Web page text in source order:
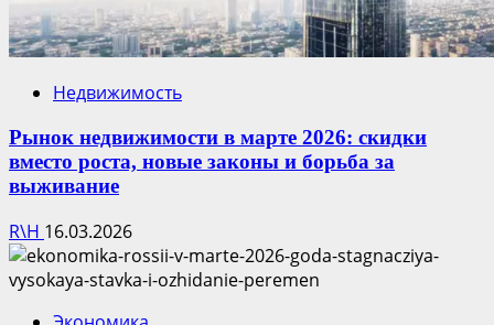
Недвижимость
Рынок недвижимости в марте 2026: скидки
вместо роста, новые законы и борьба за
выживание
R\H 16.03.2026